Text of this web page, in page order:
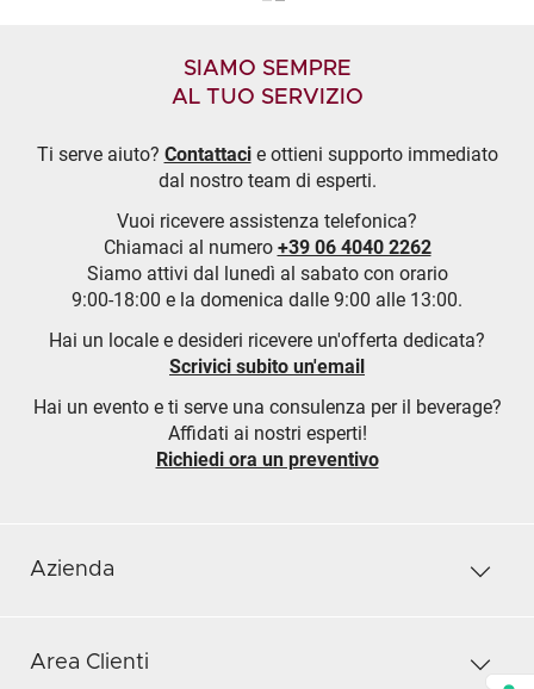
SIAMO SEMPRE
AL TUO SERVIZIO
Ti serve aiuto? Contattacie ottieni supporto immediato
dal nostro team di esperti.
Vuoi ricevere assistenza telefonica?
Chiamaci al numero +39 06 4040 2262
Siamo attivi dal lunedì al sabato con orario
9:00-18:00 e la domenica dalle 9:00 alle 13:00.
Hai un locale e desideri ricevere un'offerta dedicata?
Scrivici subito un'email
Hai un evento e ti serve una consulenza per il beverage?
Affidati ai nostri esperti!
Richiedi ora un preventivo
Azienda
Area Clienti